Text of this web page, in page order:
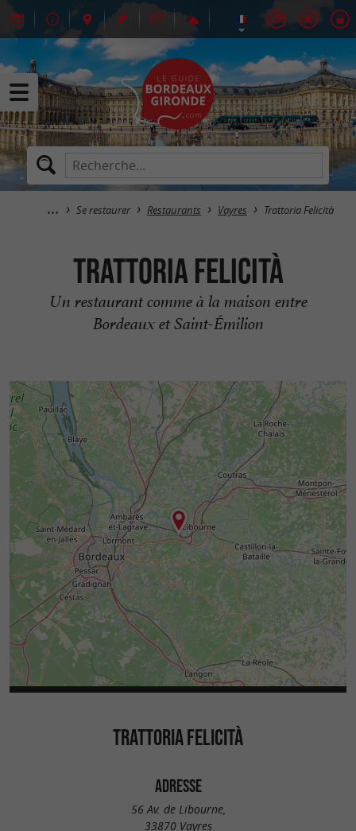
Se restaurer Restaurants Vayres Trattoria Felicità
Trattoria Felicità
Un restaurant comme à la maison entre
Bordeaux et Saint-Émilion
TRATTORIA FELICITÀ
ADRESSE
56 Av. de Libourne,
33870 Vayres